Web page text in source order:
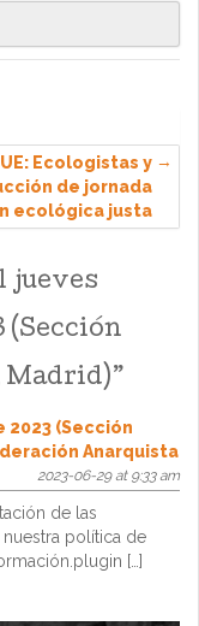
Ecologistas y
de jornada
ecológica justa
jueves
(Sección
Madrid)”
2023 (Sección
Anarquista
2023-06-29 at 9:33 am
de las
política de
[…]